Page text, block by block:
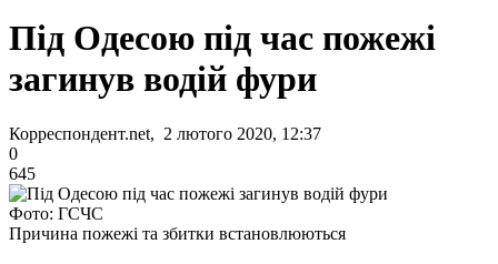
Під Одесою під час пожежі
загинув водій фури
Корреспондент.net, 2 лютого 2020, 12:37
0
645
Фото: ГСЧС
Причина пожежі та збитки встановлюються